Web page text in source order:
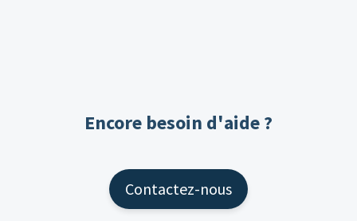
Encore besoin d'aide ?
Contactez-nous